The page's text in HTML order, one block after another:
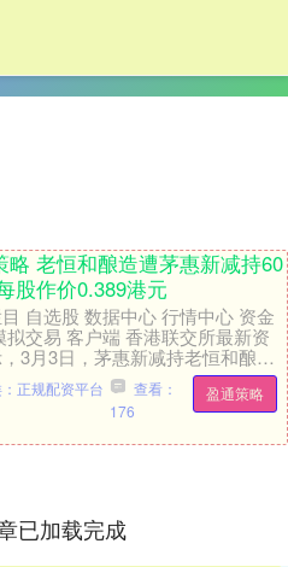
略 老恒和酿造遭茅惠新减持60
股作价0.389港元
自选股 数据中心 行情中心 资金
拟交易 客户端 香港联交所最新资
3月3日，茅惠新减持老恒和酿造
）60万股，每股作价0.38....
盈通策略
正规配资平台
查看：
176
已加载完成